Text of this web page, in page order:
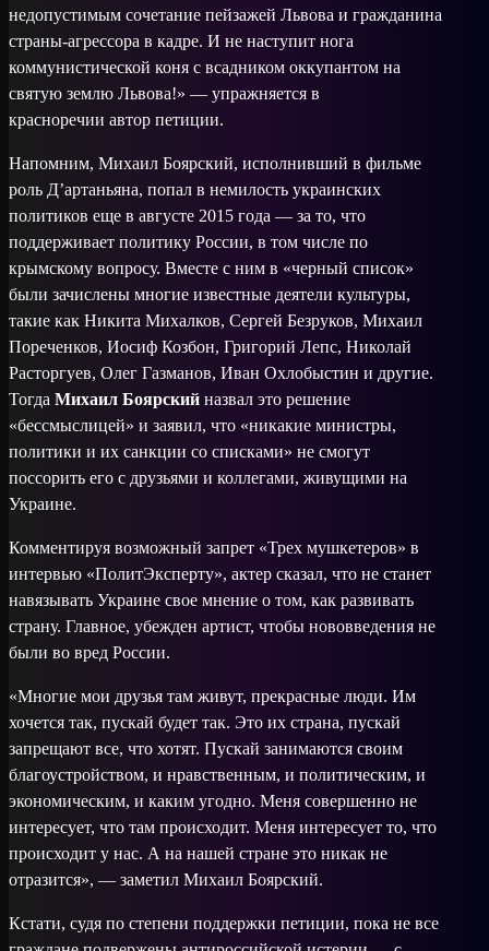
недопустимым сочетание пейзажей Львова и гражданина
страны-агрессора в кадре. И не наступит нога
коммунистической коня с всадником оккупантом на
святую землю Львова!» — упражняется в
красноречии автор петиции.
Напомним, Михаил Боярский, исполнивший в фильме
роль Д’артаньяна, попал в немилость украинских
политиков еще в августе 2015 года — за то, что
поддерживает политику России, в том числе по
крымскому вопросу. Вместе с ним в «черный список»
были зачислены многие известные деятели культуры,
такие как Никита Михалков, Сергей Безруков, Михаил
Пореченков, Иосиф Козбон, Григорий Лепс, Николай
Расторгуев, Олег Газманов, Иван Охлобыстин и другие.
Тогда Михаил Боярский назвал это решение
«бессмыслицей» и заявил, что «никакие министры,
политики и их санкции со списками» не смогут
поссорить его с друзьями и коллегами, живущими на
Украине.
Комментируя возможный запрет «Трех мушкетеров» в
интервью «ПолитЭксперту», актер сказал, что не станет
навязывать Украине свое мнение о том, как развивать
страну. Главное, убежден артист, чтобы нововведения не
были во вред России.
«Многие мои друзья там живут, прекрасные люди. Им
хочется так, пускай будет так. Это их страна, пускай
запрещают все, что хотят. Пускай занимаются своим
благоустройством, и нравственным, и политическим, и
экономическим, и каким угодно. Меня совершенно не
интересует, что там происходит. Меня интересует то, что
происходит у нас. А на нашей стране это никак не
отразится», — заметил Михаил Боярский.
Кстати, судя по степени поддержки петиции, пока не все